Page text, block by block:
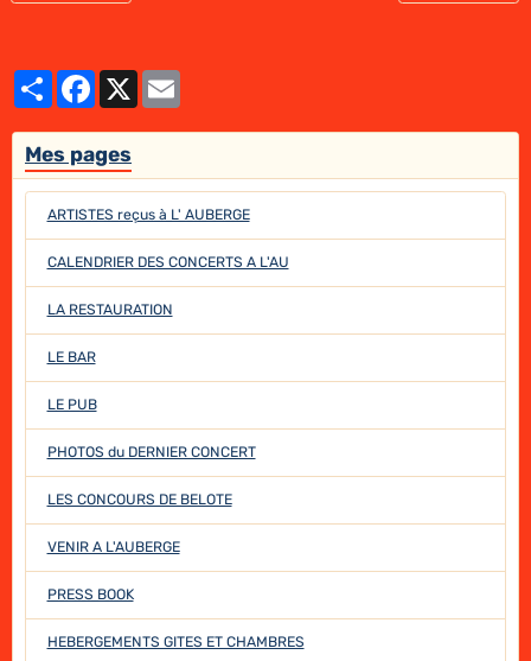
PartagerFacebook
X
Mes pages
ARTISTES reçus à L' AUBERGE
CALENDRIER DES CONCERTS A L'AU
LA RESTAURATION
LE BAR
LE PUB
PHOTOS du DERNIER CONCERT
LES CONCOURS DE BELOTE
VENIR A L'AUBERGE
PRESS BOOK
HEBERGEMENTS GITES ET CHAMBRES